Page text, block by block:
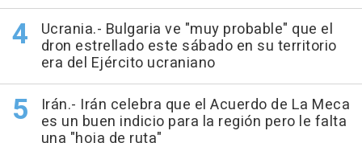
Ucrania.- Bulgaria ve "muy probable" que el
dron estrellado este sábado en su territorio
era del Ejército ucraniano
Irán.- Irán celebra que el Acuerdo de La Meca
es un buen indicio para la región pero le falta